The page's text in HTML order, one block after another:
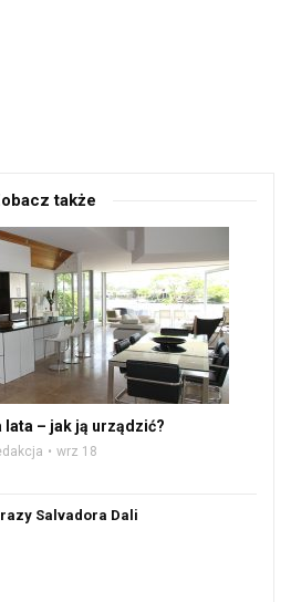
także
lata – jak ją urządzić?
wrz 18
Salvadora Dali